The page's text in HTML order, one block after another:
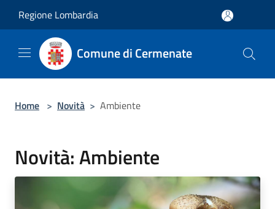
Regione Lombardia
Comune di Cermenate
Home > Novità > Ambiente
Novità: Ambiente